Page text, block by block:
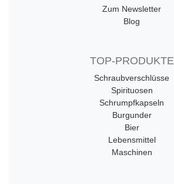
Zum Newsletter
Blog
TOP-PRODUKTE
Schraubverschlüsse
Spirituosen
Schrumpfkapseln
Burgunder
Bier
Lebensmittel
Maschinen